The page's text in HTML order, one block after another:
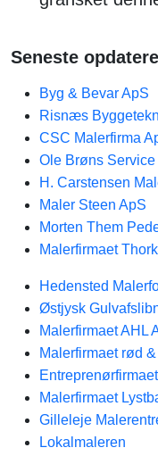
Seneste
Byg & Bevar ApS
Risnæs
CSC Malerfirma
Ole Brøns Service
H. Carstensen
Maler Steen ApS
Morten Them
Malerfirmaet
Hedensted
Østjysk
Malerfirmaet AHL
Malerfirmaet rød
Malerfirmaet
Gilleleje
Lokalmaleren